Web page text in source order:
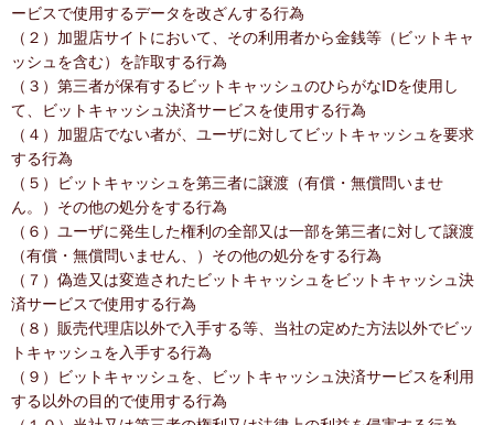
ービスで使用するデータを改ざんする行為
（２）加盟店サイトにおいて、その利用者から金銭等（ビットキャ
ッシュを含む）を詐取する行為
（３）第三者が保有するビットキャッシュのひらがなIDを使用し
て、ビットキャッシュ決済サービスを使用する行為
（４）加盟店でない者が、ユーザに対してビットキャッシュを要求
する行為
（５）ビットキャッシュを第三者に譲渡（有償・無償問いませ
ん。）その他の処分をする行為
（６）ユーザに発生した権利の全部又は一部を第三者に対して譲渡
（有償・無償問いません、）その他の処分をする行為
（７）偽造又は変造されたビットキャッシュをビットキャッシュ決
済サービスで使用する行為
（８）販売代理店以外で入手する等、当社の定めた方法以外でビッ
トキャッシュを入手する行為
（９）ビットキャッシュを、ビットキャッシュ決済サービスを利用
する以外の目的で使用する行為